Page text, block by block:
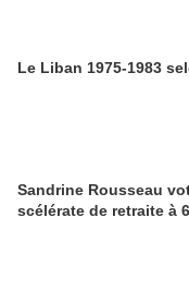
Le Liban 1975-1983
Sandrine Rousseau
scélérate de retraite à